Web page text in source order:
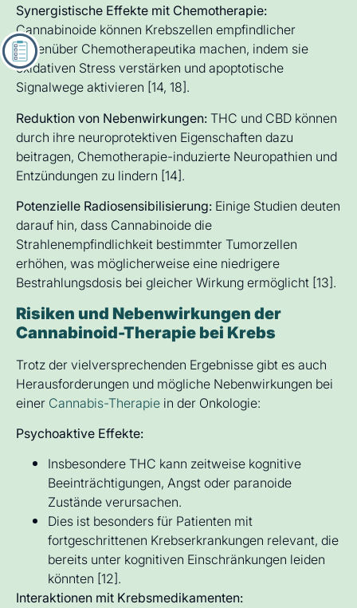
Synergistische Effekte mit Chemotherapie:
Cannabinoide können Krebszellen empfindlicher
gegenüber Chemotherapeutika machen, indem sie
oxidativen Stress verstärken und apoptotische
Signalwege aktivieren [14, 18].
Reduktion von Nebenwirkungen: THC und CBD können
durch ihre neuroprotektiven Eigenschaften dazu
beitragen, Chemotherapie-induzierte Neuropathien und
Entzündungen zu lindern [14].
Potenzielle Radiosensibilisierung: Einige Studien deuten
darauf hin, dass Cannabinoide die
Strahlenempfindlichkeit bestimmter Tumorzellen
erhöhen, was möglicherweise eine niedrigere
Bestrahlungsdosis bei gleicher Wirkung ermöglicht [13].
Risiken und Nebenwirkungen der
Cannabinoid-Therapie bei Krebs
Trotz der vielversprechenden Ergebnisse gibt es auch
Herausforderungen und mögliche Nebenwirkungen bei
einer Cannabis-Therapie in der Onkologie:
Psychoaktive Effekte:
Insbesondere THC kann zeitweise kognitive
Beeinträchtigungen, Angst oder paranoide
Zustände verursachen.
Dies ist besonders für Patienten mit
fortgeschrittenen Krebserkrankungen relevant, die
bereits unter kognitiven Einschränkungen leiden
könnten [12].
Interaktionen mit Krebsmedikamenten:
F
ü
r
w
e
n
i
s
t
C
a
n
n
a
b
i
s
b
e
i
K
r
e
b
s
g
e
e
i
g
n
e
t ?
K
r
e
b
s
b
e
d
i
n
g
t
e
S
c
h
m
e
r
z
en Ü
b
e
l
k
e
i
t
&
E
r
b
r
e
c
h
e n